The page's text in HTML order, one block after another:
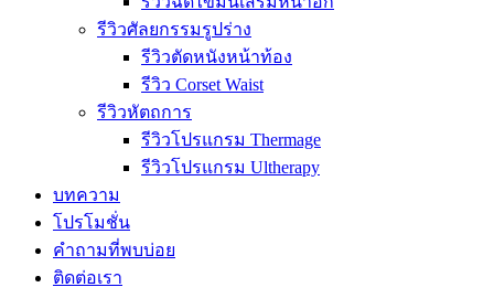
รีวิวศัลยกรรมรูปร่าง
รีวิวตัดหนังหน้าท้อง
รีวิว Corset Waist
รีวิวหัตถการ
รีวิวโปรแกรม Thermage
รีวิวโปรแกรม Ultherapy
บทความ
โปรโมชั่น
คำถามที่พบบ่อย
ติดต่อเรา